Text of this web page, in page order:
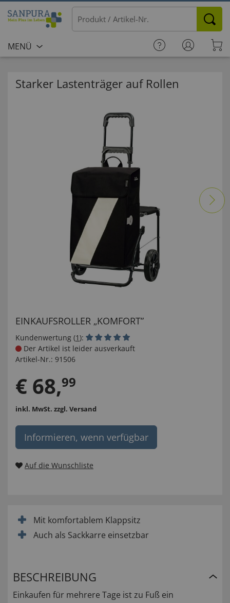
MENÜ
Starker Lastenträger auf Rollen
EINKAUFSROLLER „KOMFORT”
Kundenwertung (1):
Der Artikel ist leider ausverkauft
Artikel-Nr.: 91506
€ 68,99
inkl. MwSt. zzgl. Versand
Informieren, wenn verfügbar
Auf die Wunschliste
Mit komfortablem Klappsitz
Auch als Sackkarre einsetzbar
BESCHREIBUNG
Einkaufen für mehrere Tage ist zu Fuß ein